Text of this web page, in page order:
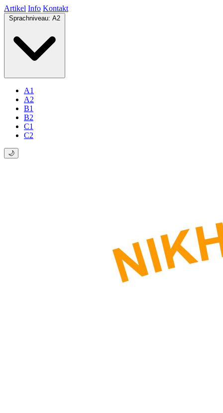
Artikel Info Kontakt
Sprachniveau: A2
A1
A2
B1
B2
C1
C2
🌙